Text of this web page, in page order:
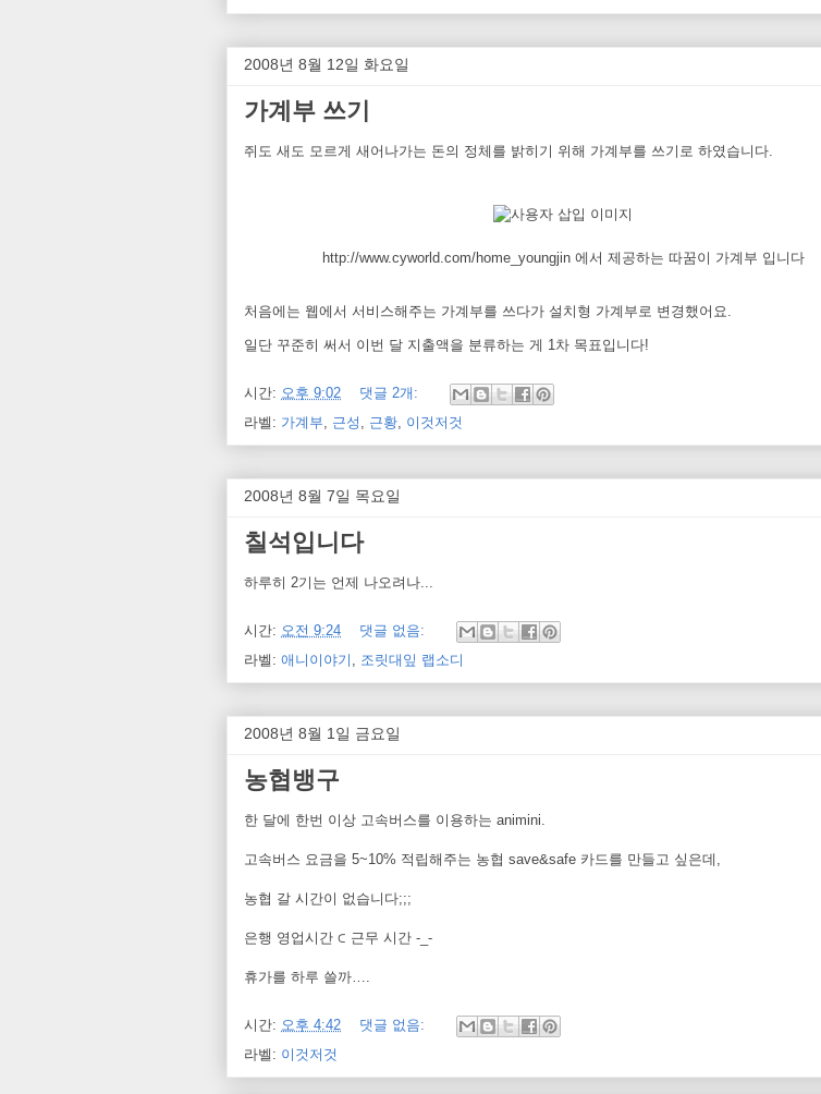
2008년 8월 12일 화요일
가계부 쓰기
쥐도 새도 모르게 새어나가는 돈의 정체를 밝히기 위해 가계부를 쓰기로 하였습니다.
http://www.cyworld.com/home_youngjin 에서 제공하는 따꿈이 가계부 입니다
처음에는 웹에서 서비스해주는 가계부를 쓰다가 설치형 가계부로 변경했어요.
일단 꾸준히 써서 이번 달 지출액을 분류하는 게 1차 목표입니다!
시간: 오후 9:02
댓글 2개:
라벨: 가계부, 근성 , 근황, 이것저것
2008년 8월 7일 목요일
칠석입니다
하루히 2기는 언제 나오려나...
시간: 오전 9:24
댓글 없음:
라벨: 애니이야기 , 조릿대잎 랩소디
2008년 8월 1일 금요일
농협뱅구
한 달에 한번 이상 고속버스를 이용하는 animini.
고속버스 요금을 5~10% 적립해주는 농협 save&safe 카드를 만들고 싶은데,
농협 갈 시간이 없습니다;;;
은행 영업시간 ⊂ 근무 시간 -_-
휴가를 하루 쓸까….
시간: 오후 4:42
댓글 없음:
라벨: 이것저것